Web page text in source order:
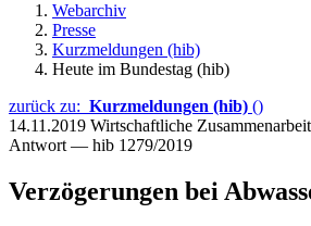
Webarchiv
Presse
Kurzmeldungen (hib)
Heute im Bundestag (hib)
zurück zu: Kurzmeldungen (hib) ()
14.11.2019 Wirtschaftliche
Antwort — hib 1279/2019
Verzögerungen bei